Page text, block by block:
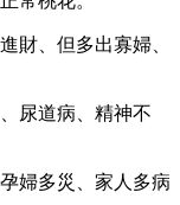
財、但多出寡婦、
尿道病、精神不
婦多災、家人多病